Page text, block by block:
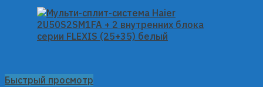
Быстрый просмотр